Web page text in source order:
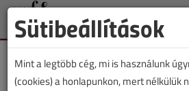
Sütibeállítások
Mint a legtöbb cég, mi is használunk
(cookies) a honlapunkon, mert nélkülük